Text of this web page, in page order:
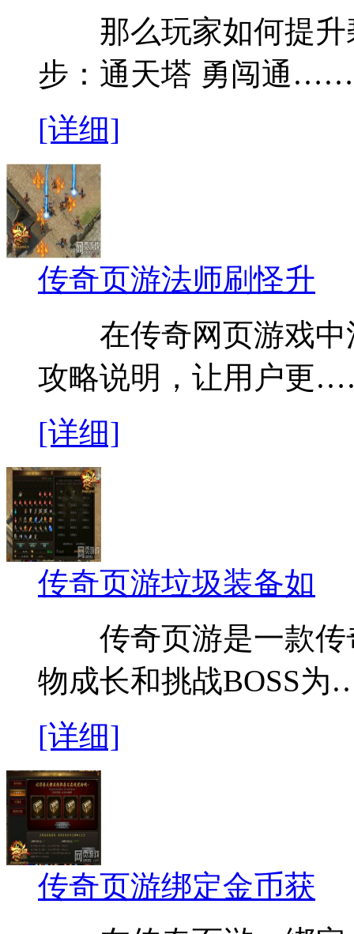
那么玩家如何提升
步：通天塔 勇闯通……
[详细]
传奇页游法师刷怪升
在传奇网页游戏中
攻略说明，让用户更
[详细]
传奇页游垃圾装备如
传奇页游是一款传
物成长和挑战BOSS
[详细]
传奇页游绑定金币获